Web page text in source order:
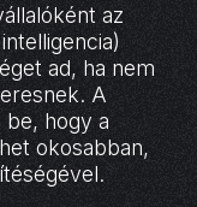
az
ad, ha nem
A
hogy a
okosabban,